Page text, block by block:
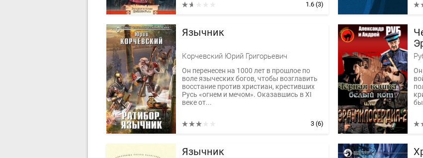
1.6 (3)
Язычник
Корчевский Юрий Григорьевич
Он перенесен на 1000 лет в прошлое по
воле языческих богов, чтобы возглавить
восстание против христиан, крестивших
Русь «огнем и мечом». Оказавшись в XI
веке от...
3 (6)
Он
Язычник